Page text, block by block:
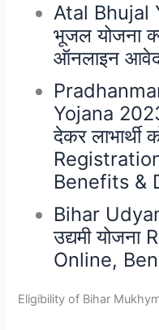
Atal Bhujal
भूजल योजना
ऑनलाइन
Yojana
देकर लाभार्थी
Benefits &
Bihar
उद्यमी
Online,
Eligibility of Bihar